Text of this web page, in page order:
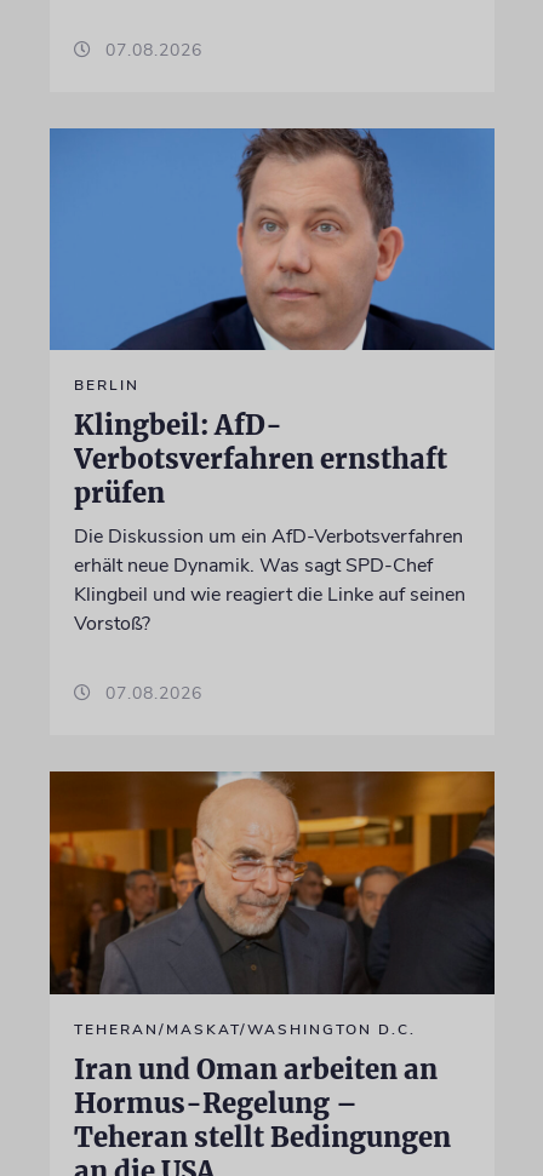
07.08.2026
BERLIN
Klingbeil: AfD-
Verbotsverfahren ernsthaft
prüfen
Die Diskussion um ein AfD-Verbotsverfahren
erhält neue Dynamik. Was sagt SPD-Chef
Klingbeil und wie reagiert die Linke auf seinen
Vorstoß?
07.08.2026
TEHERAN/MASKAT/WASHINGTON D.C.
Iran und Oman arbeiten an
Hormus-Regelung –
Teheran stellt Bedingungen